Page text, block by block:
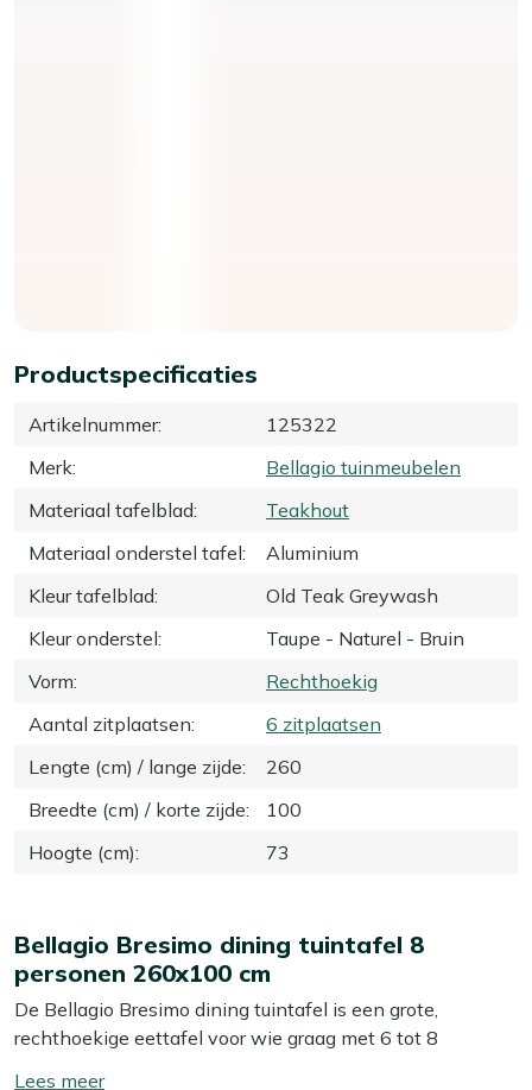
Productspecificaties
Artikelnummer:
125322
Merk:
Bellagio tuinmeubelen
Materiaal tafelblad:
Teakhout
Materiaal onderstel tafel:
Aluminium
Kleur tafelblad:
Old Teak Greywash
Kleur onderstel:
Taupe - Naturel - Bruin
Vorm:
Rechthoekig
Aantal zitplaatsen:
6 zitplaatsen
Lengte (cm) / lange zijde:
260
Breedte (cm) / korte zijde:
100
Hoogte (cm): 73
Bellagio Bresimo dining tuintafel 8
personen 260x100 cm
De Bellagio Bresimo dining tuintafel is een grote,
rechthoekige eettafel voor wie graag met 6 tot 8
Toon/verberg